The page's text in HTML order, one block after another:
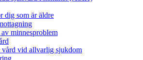
dig som är äldre
minnesproblem
vård vid allvarlig sjukdom